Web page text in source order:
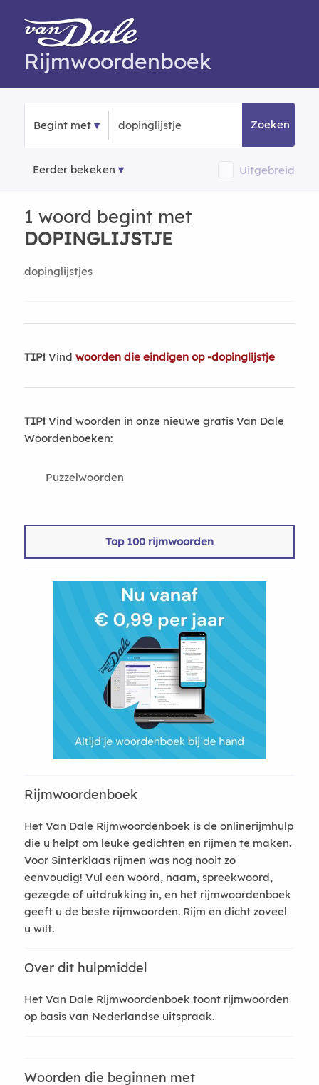
Rijmwoordenboek
Begint met Zoeken
Eerder bekeken Uitgebreid
1 woord begint met
DOPINGLIJSTJE
dopinglijstjes
TIP!Vind woorden die eindigen op -dopinglijstje
TIP!Vind woorden in onze nieuwe gratis Van Dale
Woordenboeken:
Puzzelwoorden
Top 100 rijmwoorden
Rijmwoordenboek
Het Van Dale Rijmwoordenboek is de onlinerijmhulp
die u helpt om leuke gedichten en rijmen te maken.
Voor Sinterklaas rijmen was nog nooit zo
eenvoudig! Vul een woord, naam, spreekwoord,
gezegde of uitdrukking in, en het rijmwoordenboek
geeft u de beste rijmwoorden. Rijm en dicht zoveel
u wilt.
Over dit hulpmiddel
Het Van Dale Rijmwoordenboek toont rijmwoorden
op basis van Nederlandse uitspraak.
Woorden die beginnen met